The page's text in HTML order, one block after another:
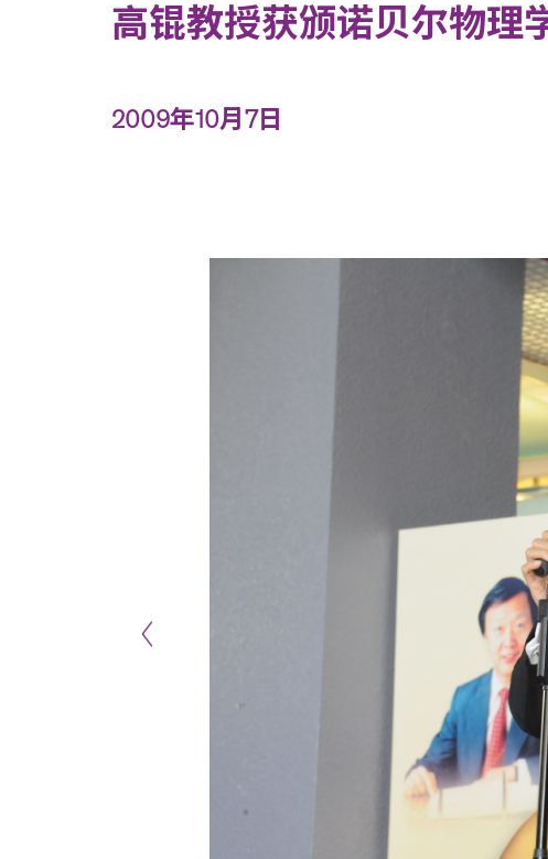
高锟教授获颁诺贝尔物理
2009年10月7日